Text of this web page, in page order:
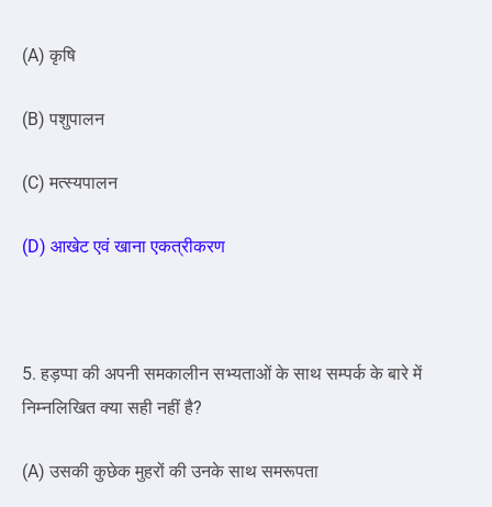
(A) कृषि
(B) पशुपालन
(C) मत्स्यपालन
(D) आखेट एवं खाना एकत्रीकरण
5. हड़प्पा की अपनी समकालीन सभ्यताओं के साथ सम्पर्क के बारे में
निम्नलिखित क्या सही नहीं है?
(A) उसकी कुछेक मुहरों की उनके साथ समरूपता